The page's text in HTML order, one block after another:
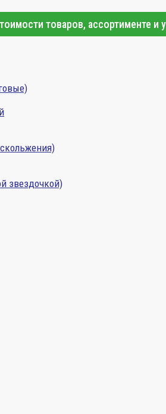
товаров, ассортименте
звездочкой)